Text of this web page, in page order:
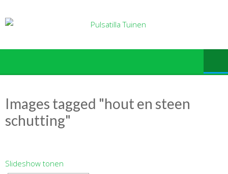
naar
inhoud
Images tagged "hout en steen
schutting"
Slideshow tonen